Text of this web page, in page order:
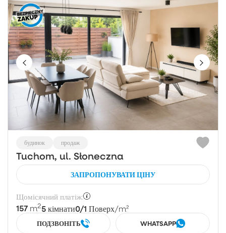
будинок продаж
Tuchom, ul. Słoneczna
ЗАПРОПОНУВАТИ ЦІНУ
Щомісячний платіж:
157 m25 кімнати0/1 Поверх/m²
ПОДЗВОНІТЬ WHATSAPP